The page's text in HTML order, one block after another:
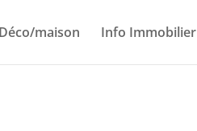
maison Info Immobilier